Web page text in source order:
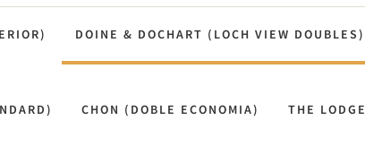
DOINE & DOCHART (LOCH VIEW DOUBLES)
CHON (DOBLE ECONOMIA) THE LODGE